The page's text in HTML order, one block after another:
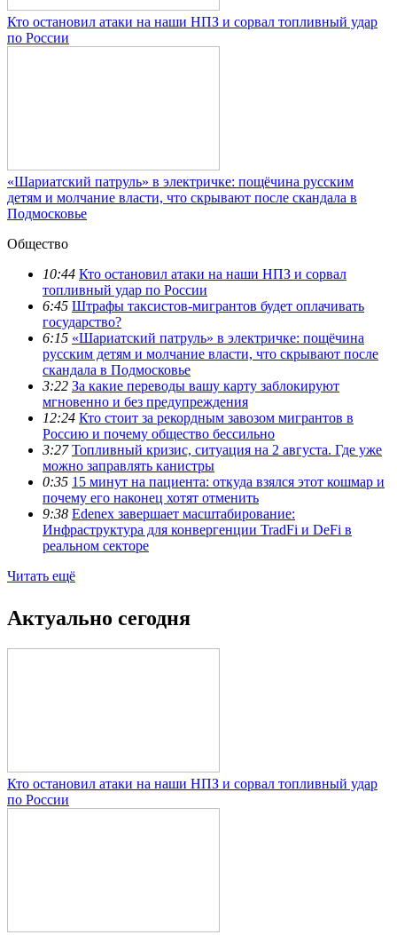
Кто остановил атаки на наши НПЗ и сорвал топливный удар
по России
«Шариатский патруль» в электричке: пощёчина русским
детям и молчание власти, что скрывают после скандала в
Подмосковье
Общество
10:44 Кто остановил атаки на наши НПЗ и сорвал
топливный удар по России
6:45 Штрафы таксистов-мигрантов будет оплачивать
государство?
6:15 «Шариатский патруль» в электричке: пощёчина
русским детям и молчание власти, что скрывают после
скандала в Подмосковье
3:22 За какие переводы вашу карту заблокируют
мгновенно и без предупреждения
12:24 Кто стоит за рекордным завозом мигрантов в
Россию и почему общество бессильно
3:27 Топливный кризис, ситуация на 2 августа. Где уже
можно заправлять канистры
0:35 15 минут на пациента: откуда взялся этот кошмар и
почему его наконец хотят отменить
9:38 Edenex завершает масштабирование:
Инфраструктура для конвергенции TradFi и DeFi в
реальном секторе
Читать ещё
Актуально сегодня
Кто остановил атаки на наши НПЗ и сорвал топливный удар
по России